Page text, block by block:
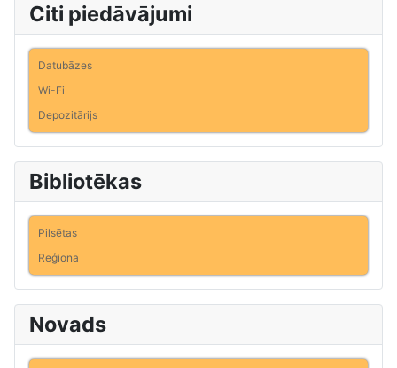
Citi piedāvājumi
Datubāzes
Wi-Fi
Depozitārijs
Bibliotēkas
Pilsētas
Reģiona
Novads